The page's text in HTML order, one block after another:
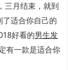
三月结束，就到
适合你自己的
好看的男生发
有一款是适合你